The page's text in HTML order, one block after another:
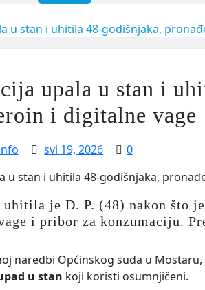
u stan i uhitila 48-godišnjaka,
upala u stan i
i digitalne vage
svi 19, 2026 0
je D. P. (48) nakon što
i pribor za konzumaciju.
naredbi Općinskog suda u
u stan koji koristi osumnjičeni.